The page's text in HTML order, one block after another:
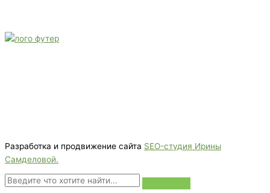
Разработка и продвижение сайта SEO-студия Ирины
Самделовой.